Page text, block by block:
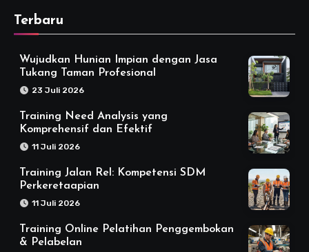
Terbaru
Wujudkan Hunian Impian dengan Jasa
Tukang Taman Profesional
23 Juli 2026
Training Need Analysis yang
Komprehensif dan Efektif
11 Juli 2026
Training Jalan Rel: Kompetensi SDM
Perkeretaapian
11 Juli 2026
Training Online Pelatihan Penggembokan
& Pelabelan